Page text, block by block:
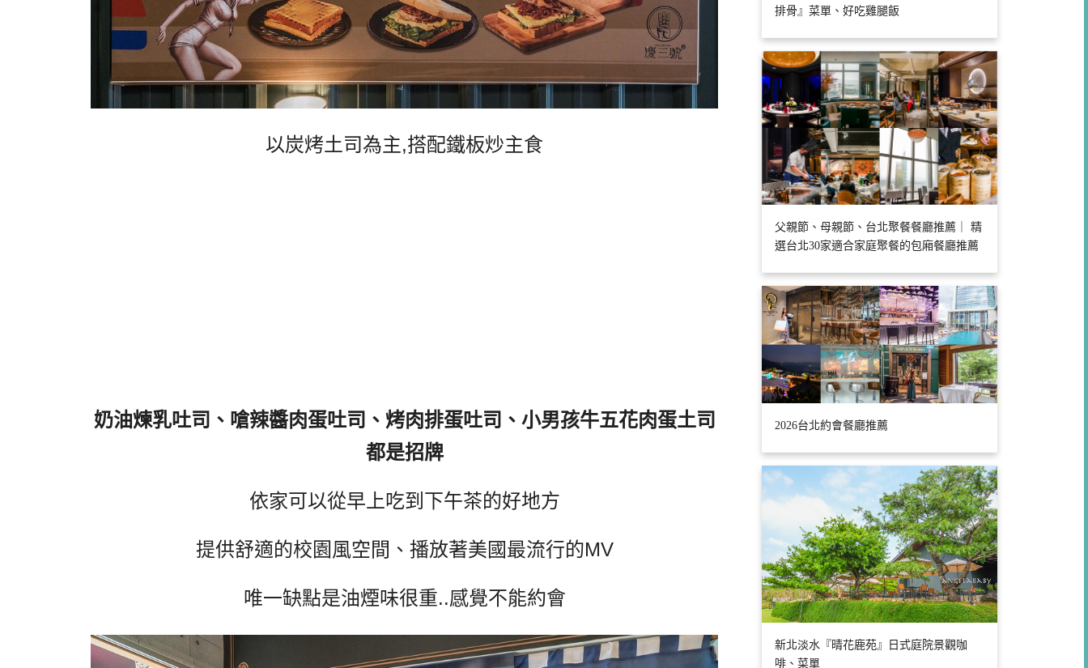
以炭烤土司為主,搭配鐵板炒主食
奶油煉乳吐司、嗆辣醬肉蛋吐司、烤肉排蛋吐司、小男孩牛五花肉蛋土司
都是招牌
依家可以從早上吃到下午茶的好地方
提供舒適的校園風空間、播放著美國最流行的MV
唯一缺點是油煙味很重..感覺不能約會
排骨』菜單、好吃雞腿飯
父親節、母親節、台北聚餐餐廳推薦｜ 精
選台北30家適合家庭聚餐的包廂餐廳推薦
2026台北約會餐廳推薦
新北淡水『晴花鹿苑』日式庭院景觀咖
啡、菜單